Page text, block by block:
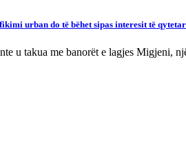
urban do të bëhet sipas interesit të
u takua me banorët e lagjes Migjeni,